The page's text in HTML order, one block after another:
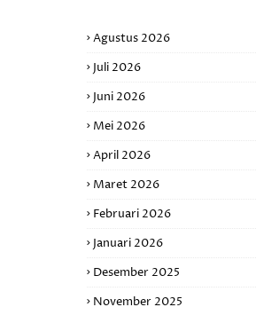
Agustus 2026
Juli 2026
Juni 2026
Mei 2026
April 2026
Maret 2026
Februari 2026
Januari 2026
Desember 2025
November 2025